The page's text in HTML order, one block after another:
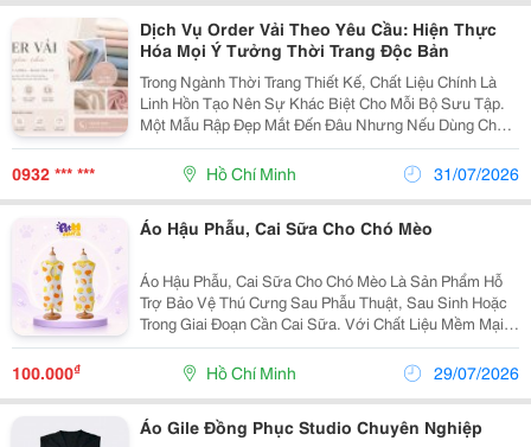
Dịch Vụ Order Vải Theo Yêu Cầu: Hiện Thực
Hóa Mọi Ý Tưởng Thời Trang Độc Bản
Trong Ngành Thời Trang Thiết Kế, Chất Liệu Chính Là
Linh Hồn Tạo Nên Sự Khác Biệt Cho Mỗi Bộ Sưu Tập.
Một Mẫu Rập Đẹp Mắt Đến Đâu Nhưng Nếu Dùng Chất
Liệu Đại Trà Thì Thương Hiệu Vẫn Khó Tạo Được Dấu
Ấn Riêng Biệt Trên Thị Trường. Để Đồng Hành Cùng...
0932 *** *** Hồ Chí Minh 31/07/2026
Áo Hậu Phẫu, Cai Sữa Cho Chó Mèo
Áo Hậu Phẫu, Cai Sữa Cho Chó Mèo Là Sản Phẩm Hỗ
Trợ Bảo Vệ Thú Cưng Sau Phẫu Thuật, Sau Sinh Hoặc
Trong Giai Đoạn Cần Cai Sữa. Với Chất Liệu Mềm Mại,
Thoáng Khí Và Thiết Kế Dễ Mặc, Áo Giúp Hạn Chế Thú
Cưng Liếm Vết Thương, Bảo Vệ Vùng Bụng, Giảm
Nguy...
100.000₫ Hồ Chí Minh 29/07/2026
Áo Gile Đồng Phục Studio Chuyên Nghiệp